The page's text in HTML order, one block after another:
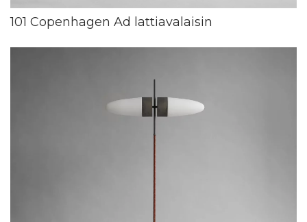
101 Copenhagen Ad lattiavalaisin